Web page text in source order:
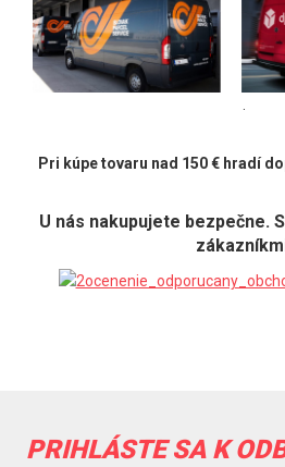
Pri kúpe tovaru nad 150 € hradí
U nás nakupujete bezpečne.
PRIHLÁSTE SA K